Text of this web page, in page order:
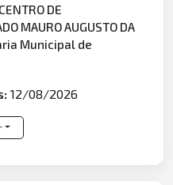
DE
MAURO AUGUSTO DA
Municipal de
12/08/2026